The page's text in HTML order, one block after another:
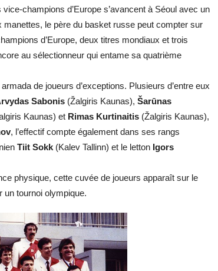
vice-champions d’Europe s’avancent à Séoul avec un
le père du basket russe peut compter sur
d’Europe, deux titres mondiaux et trois
au sélectionneur qui entame sa quatrième
de joueurs d’exceptions. Plusieurs d’entre eux
Sabonis (Žalgiris Kaunas), Šarūnas
Kaunas) et Rimas Kurtinaitis (Žalgiris Kaunas),
, l’effectif compte également dans ses rangs
Tiit Sokk (Kalev Tallinn) et le letton Igors
physique, cette cuvée de joueurs apparaît sur le
un tournoi olympique.